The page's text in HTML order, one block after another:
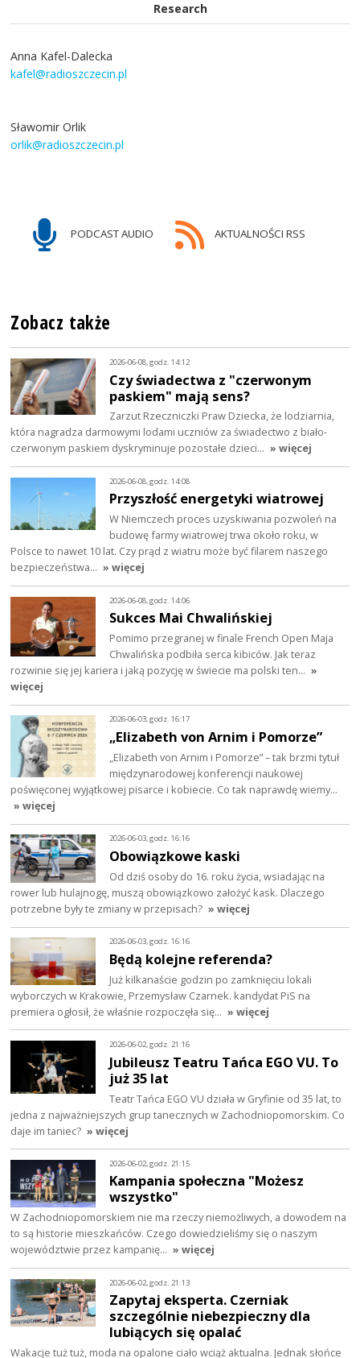
Research
Anna Kafel-Dalecka
kafel@radioszczecin.pl
Sławomir Orlik
orlik@radioszczecin.pl
PODCAST AUDIO AKTUALNOŚCI RSS
Zobacz także
2026-06-08, godz. 14:12
Czy świadectwa z "czerwonym
paskiem" mają sens?
Zarzut Rzeczniczki Praw Dziecka, że lodziarnia,
która nagradza darmowymi lodami uczniów za świadectwo z biało-
czerwonym paskiem dyskryminuje pozostałe dzieci… » więcej
2026-06-08, godz. 14:08
Przyszłość energetyki wiatrowej
W Niemczech proces uzyskiwania pozwoleń na
budowę farmy wiatrowej trwa około roku, w
Polsce to nawet 10 lat. Czy prąd z wiatru może być filarem naszego
bezpieczeństwa… » więcej
2026-06-08, godz. 14:06
Sukces Mai Chwalińskiej
Pomimo przegranej w finale French Open Maja
Chwalińska podbiła serca kibiców. Jak teraz
rozwinie się jej kariera i jaką pozycję w świecie ma polski ten… »
więcej
2026-06-03, godz. 16:17
„Elizabeth von Arnim i Pomorze”
„Elizabeth von Arnim i Pomorze” – tak brzmi tytuł
międzynarodowej konferencji naukowej
poświęconej wyjątkowej pisarce i kobiecie. Co tak naprawdę wiemy…
» więcej
2026-06-03, godz. 16:16
Obowiązkowe kaski
Od dziś osoby do 16. roku życia, wsiadając na
rower lub hulajnogę, muszą obowiązkowo założyć kask. Dlaczego
potrzebne były te zmiany w przepisach? » więcej
2026-06-03, godz. 16:16
Będą kolejne referenda?
Już kilkanaście godzin po zamknięciu lokali
wyborczych w Krakowie, Przemysław Czarnek. kandydat PiS na
premiera ogłosił, że właśnie rozpoczęła się… » więcej
2026-06-02, godz. 21:16
Jubileusz Teatru Tańca EGO VU. To
już 35 lat
Teatr Tańca EGO VU działa w Gryfinie od 35 lat, to
jedna z najważniejszych grup tanecznych w Zachodniopomorskim. Co
daje im taniec? » więcej
2026-06-02, godz. 21:15
Kampania społeczna "Możesz
wszystko"
W Zachodniopomorskiem nie ma rzeczy niemożliwych, a dowodem na
to są historie mieszkańców. Czego dowiedzieliśmy się o naszym
województwie przez kampanię… » więcej
2026-06-02, godz. 21:13
Zapytaj eksperta. Czerniak
szczególnie niebezpieczny dla
lubiących się opalać
Wakacje tuż tuż, moda na opalone ciało wciąż aktualna. Jednak słońce